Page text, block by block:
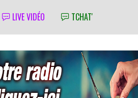
LIVE VIDÉO TCHAT'